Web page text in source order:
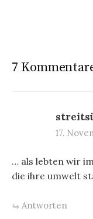
7
17.
… als lebten wir
die ihre umwelt
Antworten